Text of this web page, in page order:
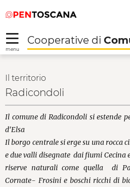
Skip to Main Content
alal
menu
Cooperative di
Il territorio
Radicondoli
Il comune di Radicondoli si estende
d'Elsa
Il borgo centrale si erge su una rocca
e due valli disegnate dai fiumi Cecina
riserve naturali come quella di
Cornate- Frosini e boschi ricchi di